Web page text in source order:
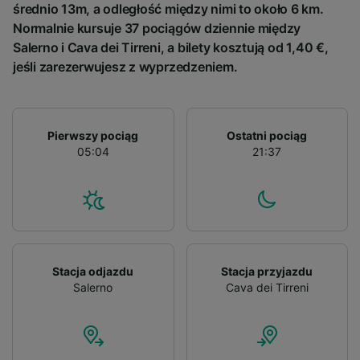
średnio 13m, a odległość między nimi to około 6 km.
Normalnie kursuje 37 pociągów dziennie między
Salerno i Cava dei Tirreni, a bilety kosztują od 1,40 €,
jeśli zarezerwujesz z wyprzedzeniem.
Pierwszy pociąg
05:04
Ostatni pociąg
21:37
Stacja odjazdu
Salerno
Stacja przyjazdu
Cava dei Tirreni
advertising and content measurement,
audience research and services development.
List of Partners